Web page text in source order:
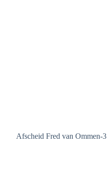
Afscheid Fred van Ommen-3